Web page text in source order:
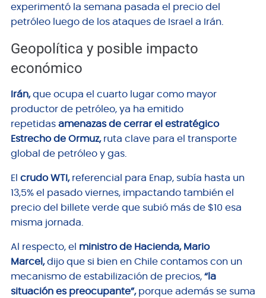
experimentó la semana pasada el precio del
petróleo luego de los ataques de Israel a Irán.
Geopolítica y posible impacto
económico
Irán,que ocupa el cuarto lugar como mayor
productor de petróleo, ya ha emitido
repetidas amenazas de cerrar el estratégico
Estrecho de Ormuz,ruta clave para el transporte
global de petróleo y gas.
El crudo WTI,referencial para Enap, subía hasta un
13,5% el pasado viernes, impactando también el
precio del billete verde que subió más de $10 esa
misma jornada.
Al respecto, el ministro de Hacienda, Mario
Marcel,dijo que si bien en Chile contamos con un
mecanismo de estabilización de precios, “la
situación es preocupante”,porque además se suma